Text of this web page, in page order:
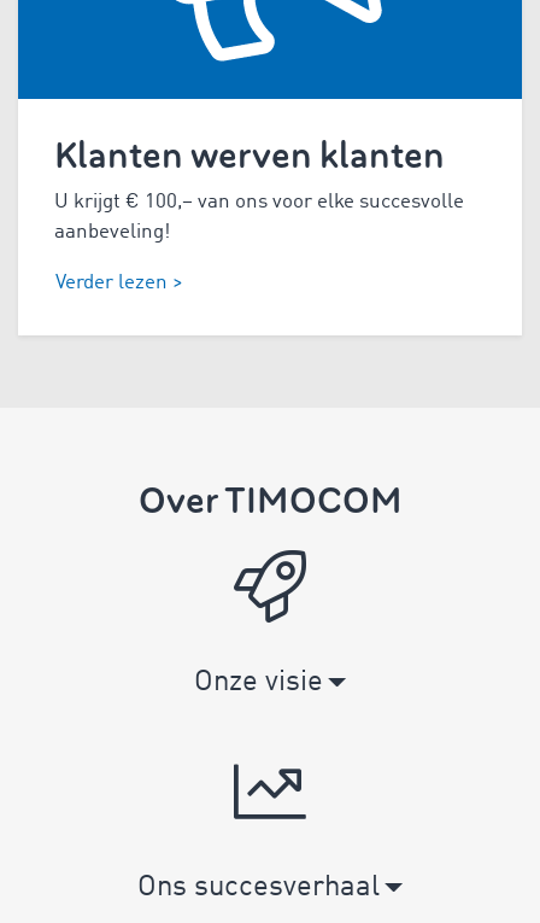
Klanten werven klanten
U krijgt € 100,– van ons voor elke succesvolle
aanbeveling!
Verder lezen >
Over TIMOCOM
Onze visie
Ons succesverhaal